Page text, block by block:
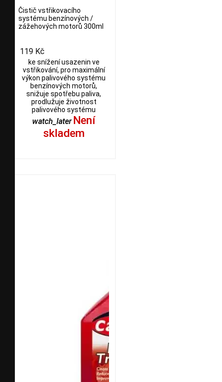
Čistič vstřikovacího
systému benzínových /
zážehových motorů 300ml
119 Kč
ke snížení usazenin ve
vstřikování, pro maximální
výkon palivového systému
benzínových motorů,
snižuje spotřebu paliva,
prodlužuje životnost
palivového systému
watch_later Není
skladem